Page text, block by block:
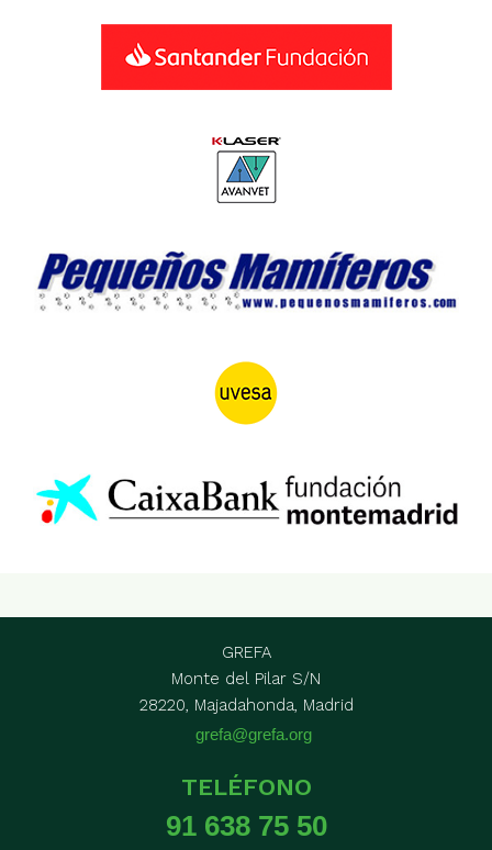
GREFA
Monte del Pilar S/N
28220, Majadahonda, Madrid
grefa@grefa.org
TELÉFONO
91 638 75 50